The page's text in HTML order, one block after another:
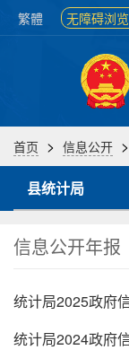
繁體 无障碍浏览
首页 > 信息公开 >
县统计局
信息公开年报
统计局2025政府
统计局2024政府